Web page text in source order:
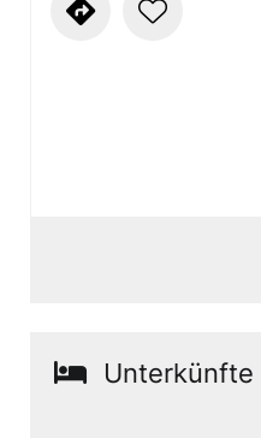
Unterkünfte